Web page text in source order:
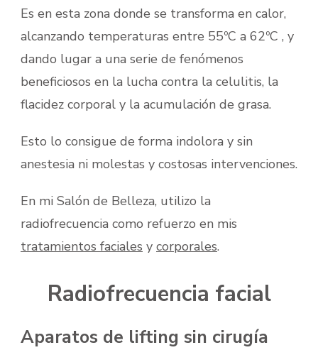
Es en esta zona donde se transforma en calor,
alcanzando temperaturas entre 55ºC a 62ºC , y
dando lugar a una serie de fenómenos
beneficiosos en la lucha contra la celulitis, la
flacidez corporal y la acumulación de grasa.
Esto lo consigue de forma indolora y sin
anestesia ni molestas y costosas intervenciones.
En mi Salón de Belleza, utilizo la
radiofrecuencia como refuerzo en mis
tratamientos faciales y corporales.
Radiofrecuencia facial
Aparatos de lifting sin cirugía